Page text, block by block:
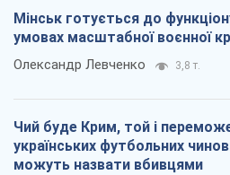
Мінськ готується до
умовах масштабної воєнної
Олександр Левченко 3,8 т.
Чий буде Крим, той і
українських футбольних
можуть назвати вбивцями